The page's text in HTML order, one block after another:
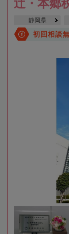
辻・本郷
静岡県
初回相談